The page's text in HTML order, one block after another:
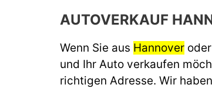
AUTOVERKAUF
Wenn Sie aus Hannover
und Ihr Auto verkaufen
richtigen Adresse. Wir